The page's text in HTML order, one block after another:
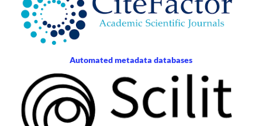
Automated metadata databases